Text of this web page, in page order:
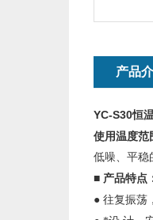
产品
YC-S30恒
使用温度范
低噪、平稳
■ 产品特点
● 往复振荡